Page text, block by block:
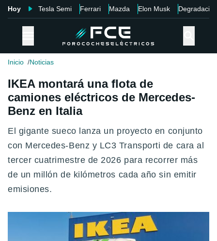
Hoy Tesla Semi Ferrari Mazda Elon Musk Degradación
Inicio Noticias
IKEA montará una flota de
camiones eléctricos de Mercedes-
Benz en Italia
El gigante sueco lanza un proyecto en conjunto
con Mercedes-Benz y LC3 Transporti de cara al
tercer cuatrimestre de 2026 para recorrer más
de un millón de kilómetros cada año sin emitir
emisiones.